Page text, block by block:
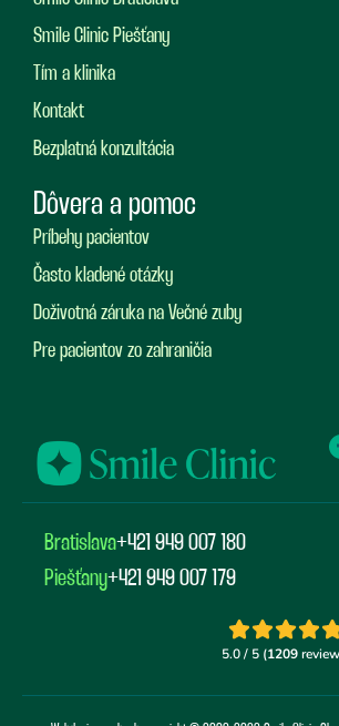
Smile Clinic Piešťany
Tím a klinika
Kontakt
Bezplatná konzultácia
Dôvera a pomoc
Príbehy pacientov
Často kladené otázky
Doživotná záruka na Večné zuby
Pre pacientov zo zahraničia
Bratislava+421 949 007 180
Piešťany+421 949 007 179